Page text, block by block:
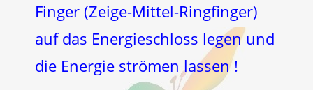
Finger (Zeige-Mittel-Ringfinger)
auf das Energieschloss legen und
die Energie strömen lassen !